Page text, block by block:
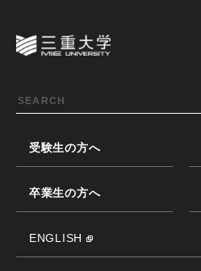
受験生の方へ
卒業生の方へ
ENGLISH